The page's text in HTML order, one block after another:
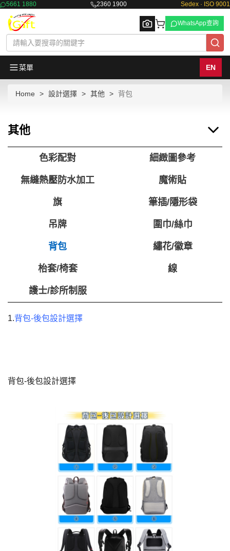
5661 1880 2360 1900 Sedex · ISO 9001
WhatsApp查詢
菜單 EN
Home 設計選擇 其他 背包
其他
色彩配對 細緻圖參考
無縫熱壓防水加工 魔術貼
旗 筆插/隱形袋
吊牌 圍巾/絲巾
背包 繡花/徽章
枱套/椅套 線
護士/診所制服
1.背包-後包設計選擇
背包-後包設計選擇